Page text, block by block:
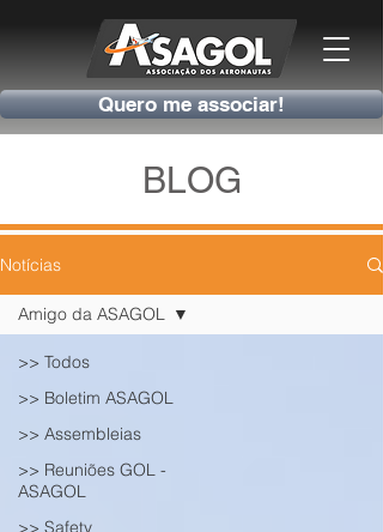
Quero me associar!
BLOG
Notícias
>> Todos
>> Boletim ASAGOL
>> Assembleias
>> Reuniões GOL -
ASAGOL
>> Safety
Amigo da ASAGOL